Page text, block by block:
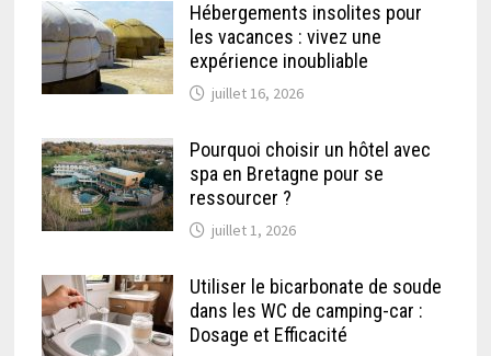
Hébergements insolites pour
les vacances : vivez une
expérience inoubliable
juillet 16, 2026
Pourquoi choisir un hôtel avec
spa en Bretagne pour se
ressourcer ?
juillet 1, 2026
Utiliser le bicarbonate de soude
dans les WC de camping-car :
Dosage et Efficacité